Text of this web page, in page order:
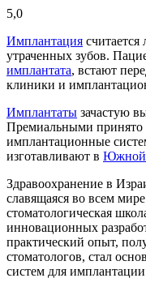
5,0
Имплантация
утраченных зубов.
имплантата, встают
клиники и
Имплантаты зачастую
Премиальными принято
имплантационные
изготавливают в Южной
Здравоохранение в
славящаяся во всем
стоматологическая
инновационных
практический опыт,
стоматологов, стал
систем для